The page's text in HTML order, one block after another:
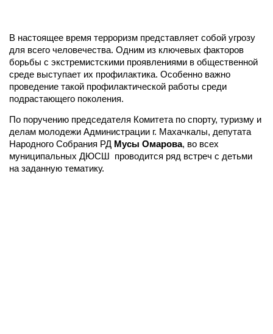
В настоящее время терроризм представляет собой угрозу
для всего человечества. Одним из ключевых факторов
борьбы с экстремистскими проявлениями в общественной
среде выступает их профилактика. Особенно важно
проведение такой профилактической работы среди
подрастающего поколения.
По поручению председателя Комитета по спорту, туризму и
делам молодежи Администрации г. Махачкалы, депутата
Народного Собрания РД Мусы Омарова, во всех
муниципальных ДЮСШ проводится ряд встреч с детьми
на заданную тематику.